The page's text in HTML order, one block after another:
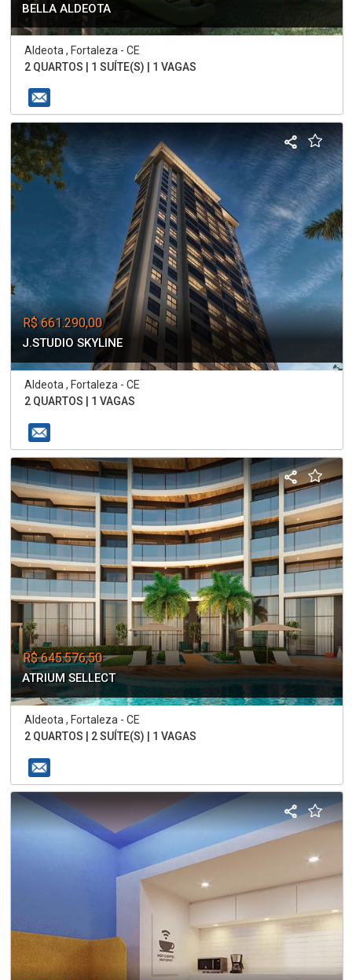
BELLA ALDEOTA
Aldeota , Fortaleza - CE
2 QUARTOS | 1 SUÍTE(S) | 1 VAGAS
R$ 661.290,00
J.STUDIO SKYLINE
Aldeota , Fortaleza - CE
2 QUARTOS | 1 VAGAS
R$ 645.576,50
ATRIUM SELLECT
Aldeota , Fortaleza - CE
2 QUARTOS | 2 SUÍTE(S) | 1 VAGAS